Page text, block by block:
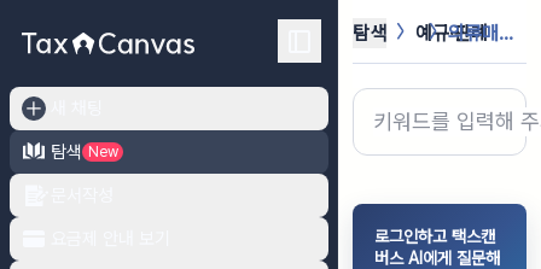
탐색
New
탐색 예규·판례 의류매입과 관련하여 실물거래 없는 가...
로그인하고 택스캔
버스 AI에게 질문해